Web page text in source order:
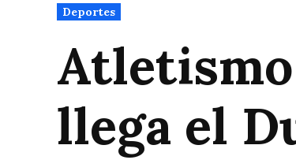
Publicado
en
Deportes
llega el